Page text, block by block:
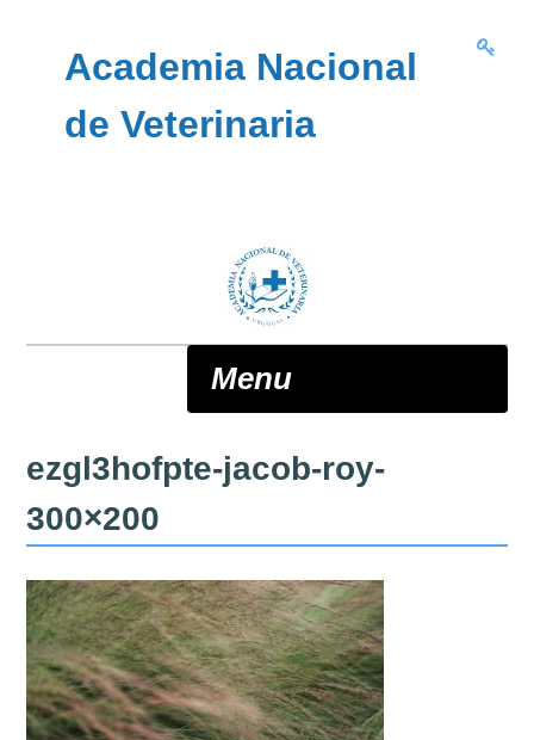
Academia Nacional
de Veterinaria
Menu
ANV
Directiva
Integrantes
Comisiones
ezgl3hofpte-jacob-roy-
300×200